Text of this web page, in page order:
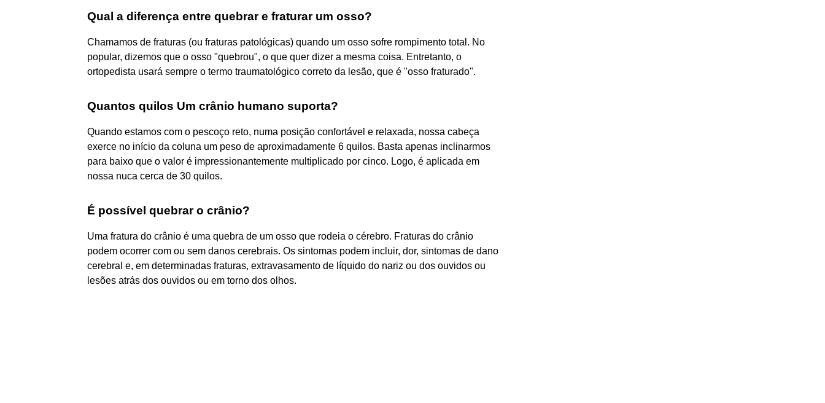
Qual a diferença entre quebrar e fraturar um osso?
Chamamos de fraturas (ou fraturas patológicas) quando um osso sofre rompimento total. No
popular, dizemos que o osso "quebrou", o que quer dizer a mesma coisa. Entretanto, o
ortopedista usará sempre o termo traumatológico correto da lesão, que é "osso fraturado".
Quantos quilos Um crânio humano suporta?
Quando estamos com o pescoço reto, numa posição confortável e relaxada, nossa cabeça
exerce no início da coluna um peso de aproximadamente 6 quilos. Basta apenas inclinarmos
para baixo que o valor é impressionantemente multiplicado por cinco. Logo, é aplicada em
nossa nuca cerca de 30 quilos.
É possível quebrar o crânio?
Uma fratura do crânio é uma quebra de um osso que rodeia o cérebro. Fraturas do crânio
podem ocorrer com ou sem danos cerebrais. Os sintomas podem incluir, dor, sintomas de dano
cerebral e, em determinadas fraturas, extravasamento de líquido do nariz ou dos ouvidos ou
lesões atrás dos ouvidos ou em torno dos olhos.